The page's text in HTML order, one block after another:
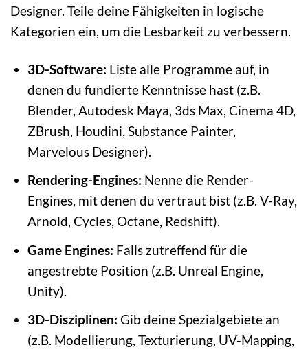
Designer. Teile deine Fähigkeiten in logische
Kategorien ein, um die Lesbarkeit zu verbessern.
3D-Software: Liste alle Programme auf, in
denen du fundierte Kenntnisse hast (z.B.
Blender, Autodesk Maya, 3ds Max, Cinema 4D,
ZBrush, Houdini, Substance Painter,
Marvelous Designer).
Rendering-Engines: Nenne die Render-
Engines, mit denen du vertraut bist (z.B. V-Ray,
Arnold, Cycles, Octane, Redshift).
Game Engines: Falls zutreffend für die
angestrebte Position (z.B. Unreal Engine,
Unity).
3D-Disziplinen: Gib deine Spezialgebiete an
(z.B. Modellierung, Texturierung, UV-Mapping,